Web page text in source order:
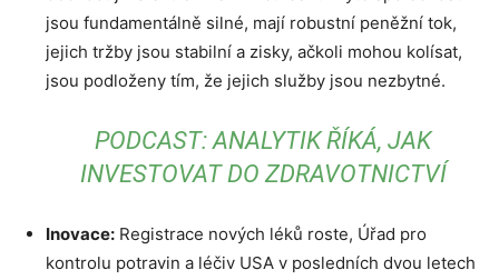
jsou fundamentálně silné, mají robustní peněžní tok,
jejich tržby jsou stabilní a zisky, ačkoli mohou kolísat,
jsou podloženy tím, že jejich služby jsou nezbytné.
PODCAST: ANALYTIK ŘÍKÁ, JAK
INVESTOVAT DO ZDRAVOTNICTVÍ
Inovace: Registrace nových léků roste, Úřad pro
kontrolu potravin a léčiv USA v posledních dvou letech